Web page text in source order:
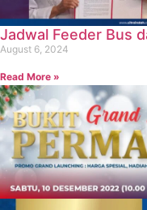
Jadwal Feeder Bus
August 6, 2024
Read More »